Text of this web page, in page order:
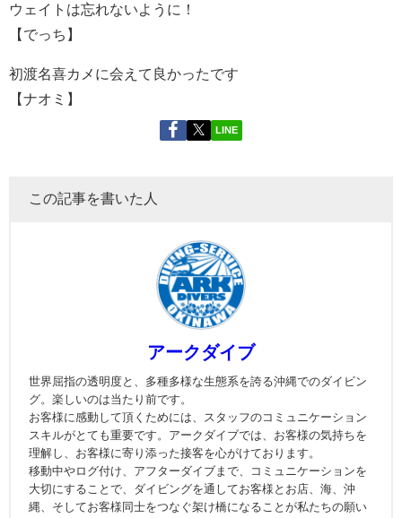
ウェイトは忘れないように！
【でっち】
初渡名喜カメに会えて良かったです
【ナオミ】
LINE
この記事を書いた人
アークダイブ
世界屈指の透明度と、多種多様な生態系を誇る沖縄でのダイビン
グ。楽しいのは当たり前です。
お客様に感動して頂くためには、スタッフのコミュニケーション
スキルがとても重要です。アークダイブでは、お客様の気持ちを
理解し、お客様に寄り添った接客を心がけております。
移動中やログ付け、アフターダイブまで、コミュニケーションを
大切にすることで、ダイビングを通してお客様とお店、海、沖
縄、そしてお客様同士をつなぐ架け橋になることが私たちの願い